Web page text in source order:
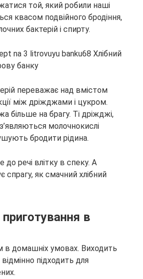
той, який робили наші
квасом подвійного бродіння,
бактерій і спирту.
переважає над вмістом
між дріжджами і цукром.
більше на брагу. Ті дріжджі,
молочнокислі
бродити рідина.
речі влітку в спеку. А
спрагу, як смачний хлібний
в
в домашніх умовах. Виходить
підходить для